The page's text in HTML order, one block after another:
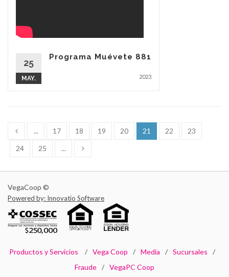
25
MAY.
Programa Muévete 881
2023
... 17 18 19 20 21 22
23
24
25 ...
VegaCoop ©
Powered by: Innovatio Software
Productos y Servicios Vega Coop Media
Sucursales
Fraude
VegaPC Coop